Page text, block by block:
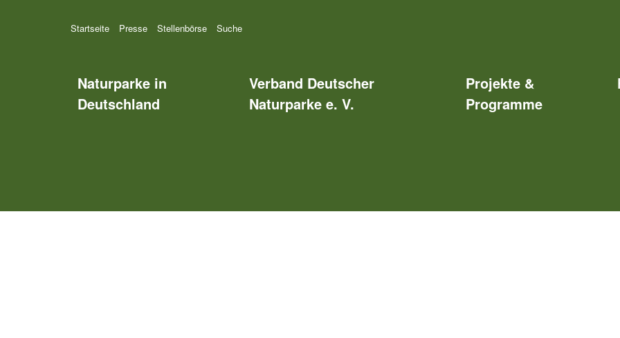
Startseite Presse Stellenbörse Suche
Naturparke in
Deutschland
Verband Deutscher
Naturparke e. V.
Projekte &
Programme